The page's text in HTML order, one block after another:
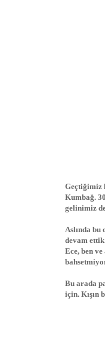
Geçtiğimiz
Kumbağ.
gelinimiz
Aslında bu
devam
Ece, ben
Bu arada
için. Kışın